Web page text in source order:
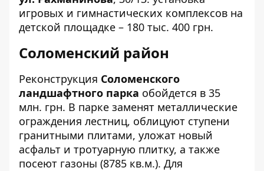
игровых и гимнастических комплексов на
детской площадке – 180 тыс. 400 грн.
Соломенский район
Реконструкция Соломенского
ландшафтного парка обойдется в 35
млн. грн. В парке заменят металлические
ограждения лестниц, облицуют ступени
гранитными плитами, уложат новый
асфальт и тротуарную плитку, а также
посеют газоны (8785 кв.м.). Для